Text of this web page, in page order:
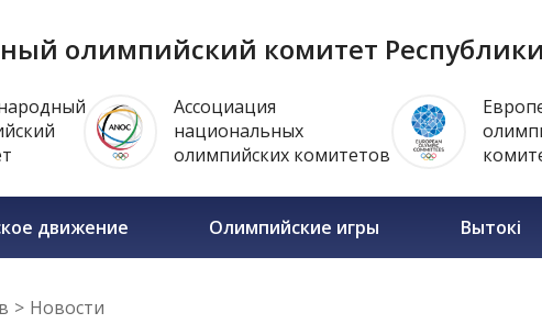
олимпийский комитет
Ассоциация
национальных
олимпийских комитетов
движение Олимпийские игры Вытокi
> Новости